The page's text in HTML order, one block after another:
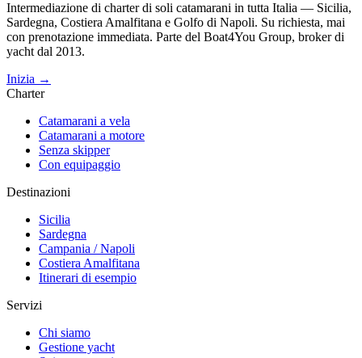
Intermediazione di charter di soli catamarani in tutta Italia — Sicilia,
Sardegna, Costiera Amalfitana e Golfo di Napoli. Su richiesta, mai
con prenotazione immediata. Parte del Boat4You Group, broker di
yacht dal 2013.
Inizia →
Charter
Catamarani a vela
Catamarani a motore
Senza skipper
Con equipaggio
Destinazioni
Sicilia
Sardegna
Campania / Napoli
Costiera Amalfitana
Itinerari di esempio
Servizi
Chi siamo
Gestione yacht